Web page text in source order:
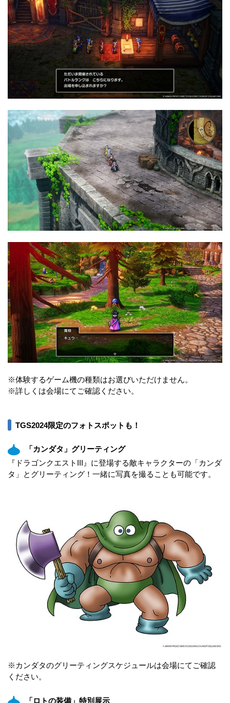
※体験するゲーム機の種類はお選びいただけません。
※詳しくは会場にてご確認ください。
TGS2024限定のフォトスポットも！
「カンダタ」グリーティング
『ドラゴンクエストIII』に登場する敵キャラクターの「カンダ
タ」とグリーティング！一緒に写真を撮ることも可能です。
※カンダタのグリーティングスケジュールは会場にてご確認
ください。
「ロトの装備」特別展示